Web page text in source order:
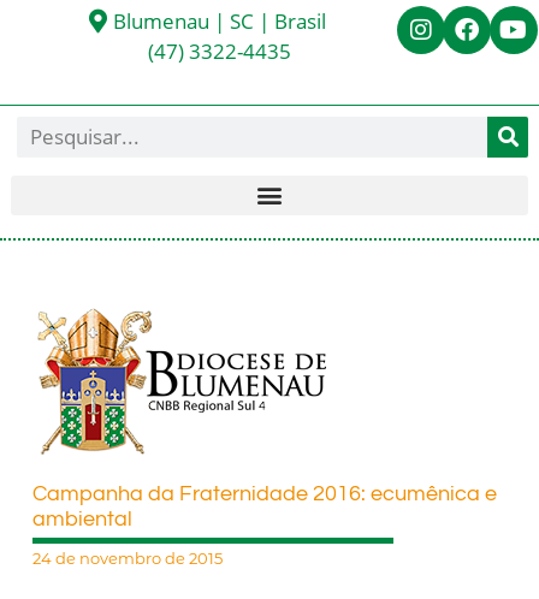
Blumenau | SC | Brasil
(47) 3322-4435
Campanha da Fraternidade 2016: ecumênica e
ambiental
24 de novembro de 2015